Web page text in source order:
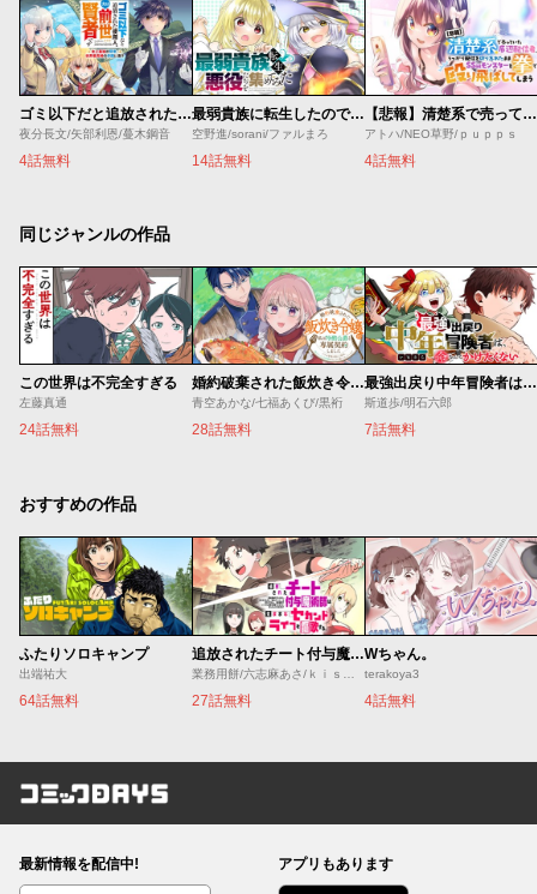
ゴミ以下だと追放された使用人、実は前世賢者です ～史上最強の賢者、世界最高峰の学園に通う～
夜分長文/矢部利恩/蔓木鋼音
4話無料
最弱貴族に転生したので悪役たちを集めてみた
空野進/sorani/ファルまろ
14話無料
【悲報】清楚系で売っていた底辺配信者、うっかり配信を切り忘れたままSS級モンスターを拳で殴り飛ばしてしまう
アトハ/NEO草野/ｐｕｐｐｓ
4話無料
同じジャンルの作品
この世界は不完全すぎる
左藤真通
24話無料
婚約破棄された飯炊き令嬢の私は冷酷公爵と専属契約しました～ですが胃袋を掴んだ結果、冷たかった公爵様がどんどん優しくなっています～
青空あかな/七福あくび/黒裄
28話無料
最強出戻り中年冒険者は、今さら命なんてかけたくない
斯道歩/明石六郎
7話無料
おすすめの作品
ふたりソロキャンプ
出端祐大
64話無料
追放されたチート付与魔術師は気ままなセカンドライフを謳歌する。 ～俺は武器だけじゃなく、あらゆるものに『強化ポイント』を付与できるし、俺の意思でいつでも効果を解除できるけど、残った人たち大丈夫？～
27話無料
Wちゃん。
terakoya3
4話無料
コミックDAYS
最新情報を配信中! アプリもあります